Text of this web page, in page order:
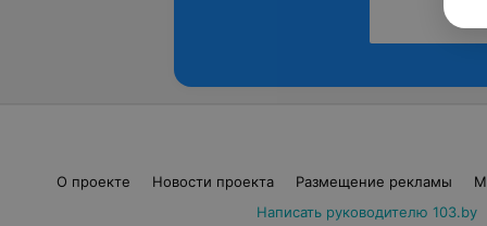
О проекте Новости проекта Размещение рекламы
Написать руководителю 103.by